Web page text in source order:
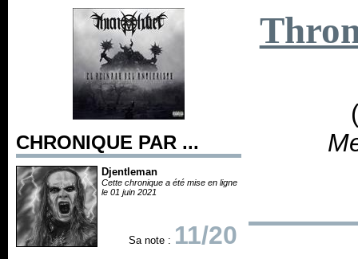
CHRONIQUE PAR ...
Djentleman
Cette chronique a été mise en ligne
le 01 juin 2021
Sa note : 11/20